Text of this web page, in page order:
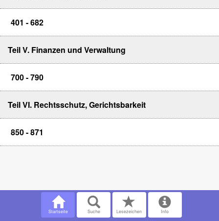
401 - 682
Teil V. Finanzen und Verwaltung
700 - 790
Teil VI. Rechtsschutz, Gerichtsbarkeit
850 - 871
Startseite Suche Lesezeichen Info